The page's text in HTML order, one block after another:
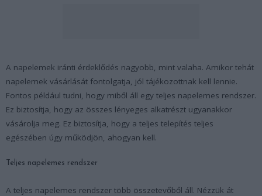
A napelemek iránti érdeklődés nagyobb, mint valaha. Amikor tehát
napelemek vásárlását fontolgatja, jól tájékozottnak kell lennie.
Fontos például tudni, hogy miből áll egy teljes napelemes rendszer.
Ez biztosítja, hogy az összes lényeges alkatrészt ugyanakkor
vásárolja meg. Ez biztosítja, hogy a teljes telepítés teljes
egészében úgy működjön, ahogyan kell.
Teljes napelemes rendszer
A teljes napelemes rendszer több összetevőből áll. Nézzük át